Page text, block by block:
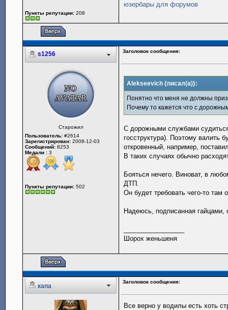
Пункты репутации: 208
юзербары для форумов
s1256 Заголовок сообщения:
Старожил
Пользователь: #2614
Зарегистрирован: 2008-12-03
Сообщений: 8253
Медали : 3
Пункты репутации: 502
Alekseevich {писал(а)}:
Понятно что меня не должны
Почему то кажется что с
С дорожными службами
госструктура). Поэтому валить
откровенный, например,
В таких случаях обычно
Бояться нечего. Виноват, в
ДТП.
Он будет требовать чего-то там
Надеюсь, подписанная
Шорох женьшеня
капа
Заголовок сообщения:
Все верно у водилы есть хоть